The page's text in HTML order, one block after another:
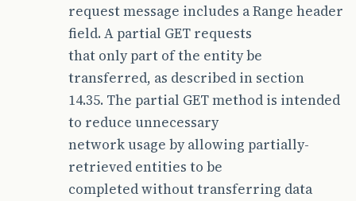
request message includes a Range header
field. A partial GET requests
that only part of the entity be
transferred, as described in section
14.35. The partial GET method is intended
to reduce unnecessary
network usage by allowing partially-
retrieved entities to be
completed without transferring data